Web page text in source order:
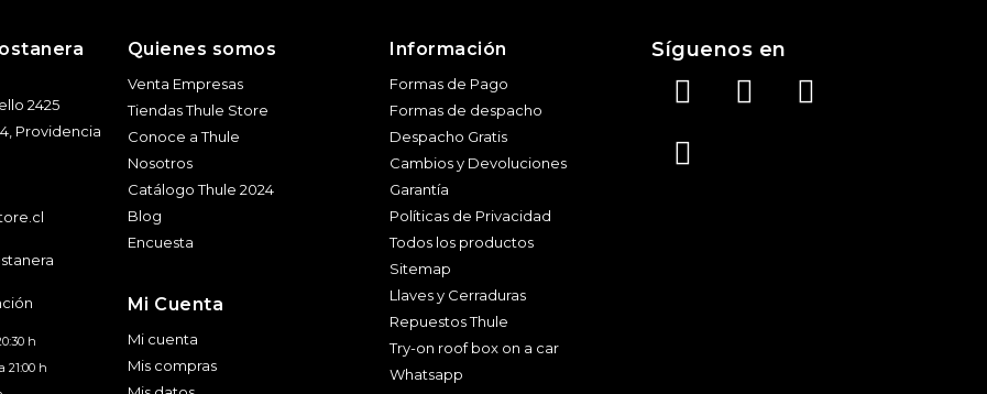
2425
Providencia
h
21:00 h
Quienes somos
Venta Empresas
Tiendas Thule Store
Conoce a Thule
Nosotros
Catálogo Thule 2024
Blog
Encuesta
Mi Cuenta
Mi cuenta
Mis compras
Información
Formas de Pago
Formas de despacho
Despacho Gratis
Cambios y Devoluciones
Garantía
Políticas de Privacidad
Todos los productos
Sitemap
Llaves y Cerraduras
Repuestos Thule
Try-on roof box on a car
Whatsapp
Síguenos en